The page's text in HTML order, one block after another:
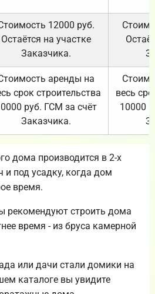
12000 руб.
Остаётся на участке
Заказчика.
аренды на
срок строительства
руб. ГСМ за счёт
Заказчика.
весь
10000
дома производится в 2-х
и под усадку, когда дом
время.
рекомендуют строить дома
время - из бруса камерной
или дачи стали домики на
каталоге вы увидите